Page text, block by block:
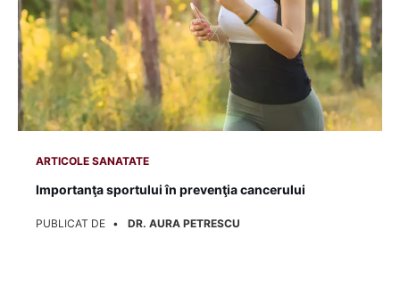
ARTICOLE SANATATE
În ce măsură poate fi prevenit cancerul?
PUBLICAT DE DOCBOOK